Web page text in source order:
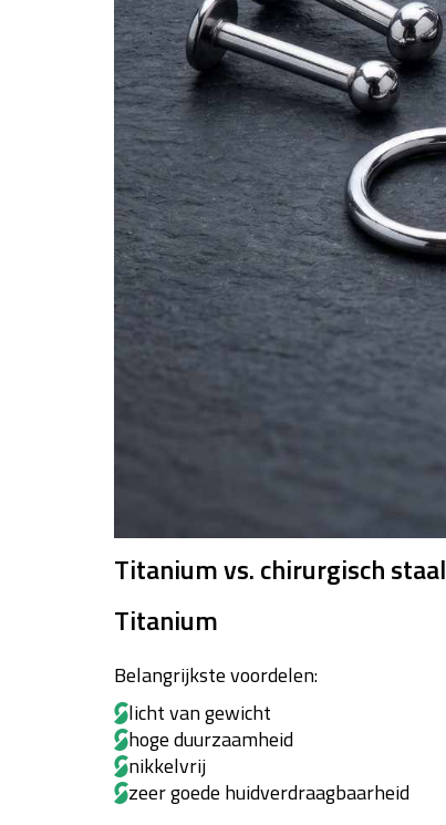
Titanium vs. chirurgisch staal
Titanium
Belangrijkste voordelen:
licht van gewicht
hoge duurzaamheid
nikkelvrij
zeer goede huidverdraagbaarheid